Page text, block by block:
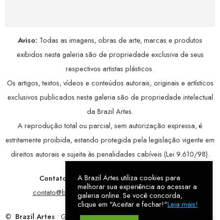
Aviso: Todas as imagens, obras de arte, marcas e produtos
exibidos nesta galeria são de propriedade exclusiva de seus
respectivos artistas plásticos.
Os artigos, textos, vídeos e conteúdos autorais, originais e artísticos
exclusivos publicados nesta galeria são de propriedade intelectual
da Brazil Artes.
A reprodução total ou parcial, sem autorização expressa, é
estritamente proibida, estando protegida pela legislação vigente em
direitos autorais e sujeita às penalidades cabíveis (Lei 9.610/98).
Contatos: WhatsApp:79 9998-1221/ E-mail:
contato@brazilartes.com/ Instagram:@brazilartes
© Brazil Artes • Galeria Online.9 anosde história (2017 – 2026).
A Brazil Artes utiliza cookies para
melhorar sua experiência ao acessar a
galeria online. Se você concorda,
clique em "Aceitar e fechar!"Leia mais!